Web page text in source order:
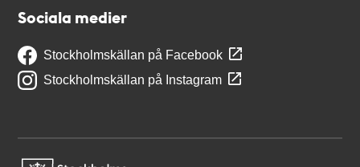
Sociala medier
Stockholmskällan på Facebook
Stockholmskällan på Instagram